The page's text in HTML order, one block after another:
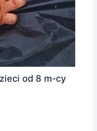
od 8 m-cy